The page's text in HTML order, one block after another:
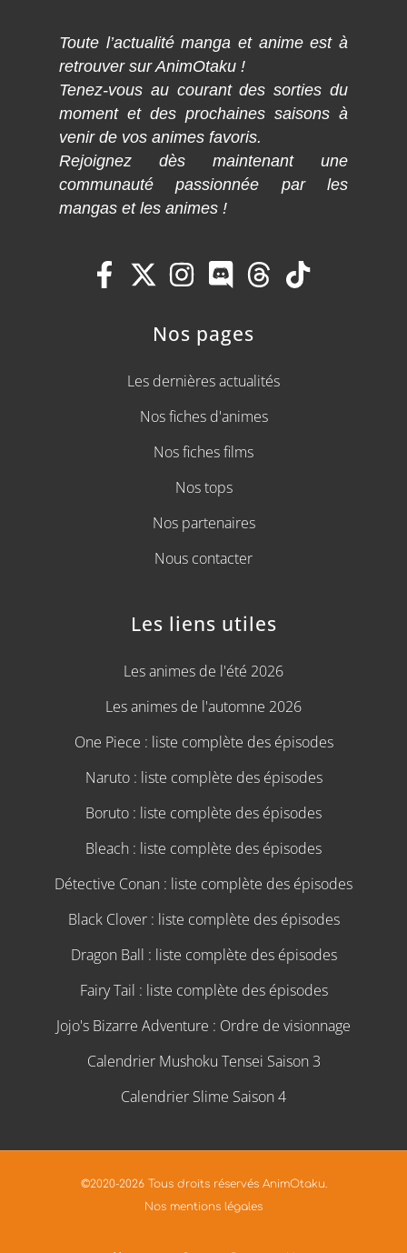
Toute l’actualité manga et anime est à
retrouver sur AnimOtaku !
Tenez-vous au courant des sorties du
moment et des prochaines saisons à
venir de vos animes favoris.
Rejoignez dès maintenant une
communauté passionnée par les
mangas et les animes !
Nos pages
Les dernières actualités
Nos fiches d'animes
Nos fiches films
Nos tops
Nos partenaires
Nous contacter
Les liens utiles
Les animes de l'été 2026
Les animes de l'automne 2026
One Piece : liste complète des épisodes
Naruto : liste complète des épisodes
Boruto : liste complète des épisodes
Bleach : liste complète des épisodes
Détective Conan : liste complète des épisodes
Black Clover : liste complète des épisodes
Dragon Ball : liste complète des épisodes
Fairy Tail : liste complète des épisodes
Jojo's Bizarre Adventure : Ordre de visionnage
Calendrier Mushoku Tensei Saison 3
Calendrier Slime Saison 4
©2020-2026 Tous droits réservés AnimOtaku.
Nos mentions légales